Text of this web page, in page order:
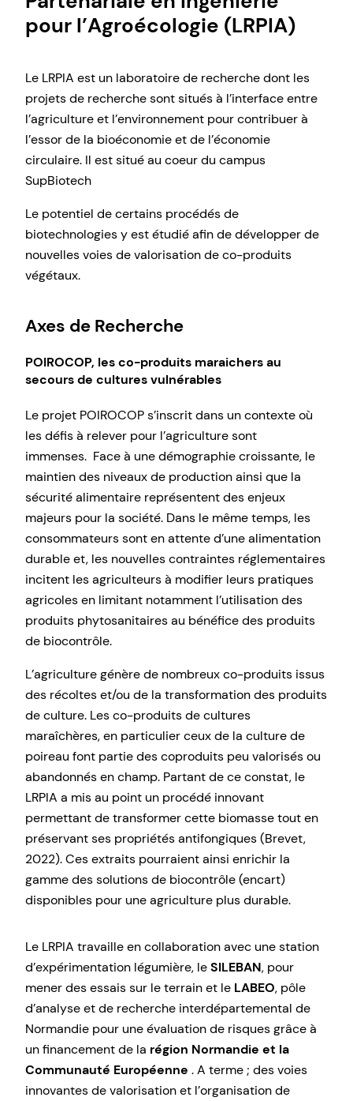
pour l’Agroécologie (LRPIA)
Le LRPIA est un laboratoire de recherche dont les
projets de recherche sont situés à l’interface entre
l’agriculture et l’environnement pour contribuer à
l’essor de la bioéconomie et de l’économie
circulaire. Il est situé au coeur du campus
SupBiotech
Le potentiel de certains procédés de
biotechnologies y est étudié afin de développer de
nouvelles voies de valorisation de co-produits
végétaux.
Axes de Recherche
POIROCOP, les co-produits maraichers au
secours de cultures vulnérables
Le projet POIROCOP s’inscrit dans un contexte où
les défis à relever pour l’agriculture sont
immenses. Face à une démographie croissante, le
maintien des niveaux de production ainsi que la
sécurité alimentaire représentent des enjeux
majeurs pour la société. Dans le même temps, les
consommateurs sont en attente d’une alimentation
durable et, les nouvelles contraintes réglementaires
incitent les agriculteurs à modifier leurs pratiques
agricoles en limitant notamment l’utilisation des
produits phytosanitaires au bénéfice des produits
de biocontrôle.
L’agriculture génère de nombreux co-produits issus
des récoltes et/ou de la transformation des produits
de culture. Les co-produits de cultures
maraîchères, en particulier ceux de la culture de
poireau font partie des coproduits peu valorisés ou
abandonnés en champ. Partant de ce constat, le
LRPIA a mis au point un procédé innovant
permettant de transformer cette biomasse tout en
préservant ses propriétés antifongiques (Brevet,
2022). Ces extraits pourraient ainsi enrichir la
gamme des solutions de biocontrôle (encart)
disponibles pour une agriculture plus durable.
Le LRPIA travaille en collaboration avec une station
d’expérimentation légumière, leSILEBAN, pour
mener des essais sur le terrain et le LABEO, pôle
d’analyse et de recherche interdépartemental de
Normandie pour une évaluation de risques grâce à
un financement de la région Normandie et la
Communauté Européenne . A terme ; des voies
innovantes de valorisation et l’organisation de